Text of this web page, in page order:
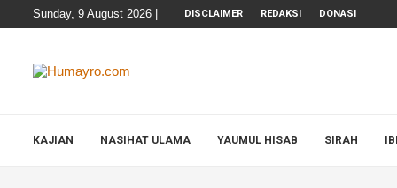
Sunday, 9 August 2026 | DISCLAIMER REDAKSI DONASI
KAJIAN NASIHAT ULAMA YAUMUL HISAB SIRAH